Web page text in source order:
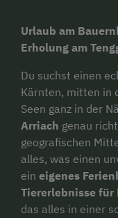
Urlaub am
Erholung am
Du suchst einen
Kärnten, mitten in
Seen ganz in der
Arriach genau
geografischen
alles, was einen
ein eigenes
Tiererlebnisse für
das alles in einer